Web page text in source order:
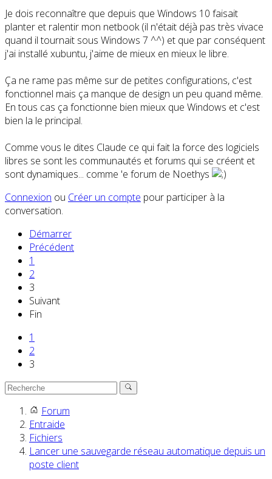
Je dois reconnaître que depuis que Windows 10 faisait
planter et ralentir mon netbook (il n'était déjà pas très vivace
quand il tournait sous Windows 7 ^^) et que par conséquent
j'ai installé xubuntu, j'aime de mieux en mieux le libre.
Ça ne rame pas même sur de petites configurations, c'est
fonctionnel mais ça manque de design un peu quand même.
En tous cas ça fonctionne bien mieux que Windows et c'est
bien la le principal.
Comme vous le dites Claude ce qui fait la force des logiciels
libres se sont les communautés et forums qui se créent et
sont dynamiques... comme 'e forum de Noethys
Connexion ou Créer un compte pour participer à la
conversation.
Démarrer
Précédent
1
2
3
Suivant
Fin
1
2
3
Forum
Entraide
Fichiers
Lancer une sauvegarde réseau automatique depuis un
poste client